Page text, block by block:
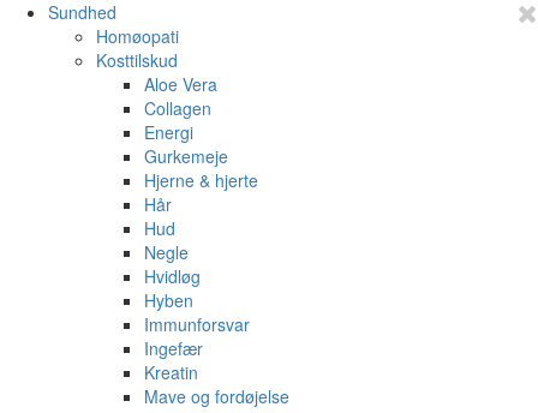
Sundhed
Homøopati
Kosttilskud
Aloe Vera
Collagen
Energi
Gurkemeje
Hjerne & hjerte
Hår
Hud
Negle
Hvidløg
Hyben
Immunforsvar
Ingefær
Kreatin
Mave og fordøjelse